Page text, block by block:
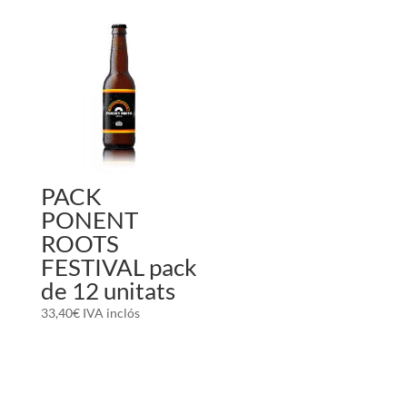
PACK
PONENT
ROOTS
FESTIVAL pack
de 12 unitats
33,40€ IVA inclós